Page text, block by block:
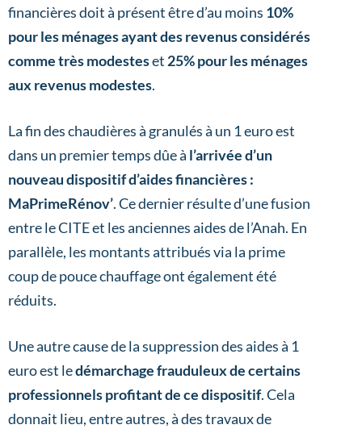
financières doit à présent être d’au moins 10%
pour les ménages ayant des revenus considérés
comme très modesteset 25% pour les ménages
aux revenus modestes.
La fin des chaudières à granulés à un 1 euro est
dans un premier temps dûe à l’arrivée d’un
nouveau dispositif d’aides financières :
MaPrimeRénov’. Ce dernier résulte d’une fusion
entre le CITE et les anciennes aides de l’Anah. En
parallèle, les montants attribués via la prime
coup de pouce chauffage ont également été
réduits.
Une autre cause de la suppression des aides à 1
euro est ledémarchage frauduleux de certains
professionnels profitant de ce dispositif. Cela
donnait lieu, entre autres, à des travaux de